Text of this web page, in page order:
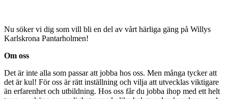
Nu söker vi dig som vill bli en del av vårt härliga gäng på Willys
Karlskrona Pantarholmen!
Om oss
Det är inte alla som passar att jobba hos oss. Men många tycker att
det är kul! För oss är rätt inställning och vilja att utvecklas viktigare
än erfarenhet och utbildning. Hos oss får du jobba ihop med ett helt